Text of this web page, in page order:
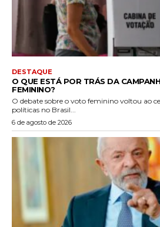
DESTAQUE
O QUE ESTÁ POR TRÁS DA
FEMININO?
O debate sobre o voto feminino voltou ao
políticas no Brasil...
6 de agosto de 2026